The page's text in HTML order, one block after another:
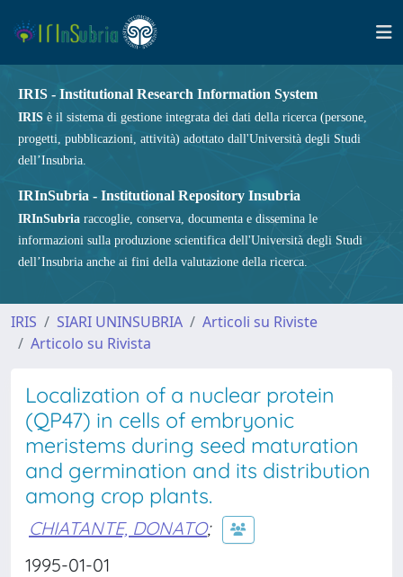
IRIS - Institutional Research Information System
IRIS è il sistema di gestione integrata dei dati della ricerca (persone,
progetti, pubblicazioni, attività) adottato dall'Università degli Studi
dell’Insubria.
IRInSubria - Institutional Repository Insubria
IRInSubria raccoglie, conserva, documenta e dissemina le
informazioni sulla produzione scientifica dell'Università degli Studi
dell’Insubria anche ai fini della valutazione della ricerca.
IRIS SIARI UNINSUBRIA
Articoli su Riviste
Articolo su Rivista
Localization of a nuclear protein
(QP47) in cells of embryonic
meristems during seed maturation
and germination and its distribution
among crop plants.
CHIATANTE, DONATO;
1995-01-01